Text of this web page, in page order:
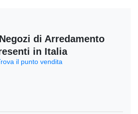
di Arredamento
in Italia
il punto vendita